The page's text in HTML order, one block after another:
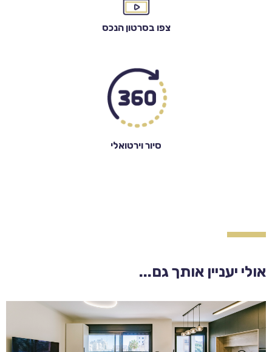
צפו בסרטון הנכס
סיור וירטואלי
אולי יעניין אותך גם...